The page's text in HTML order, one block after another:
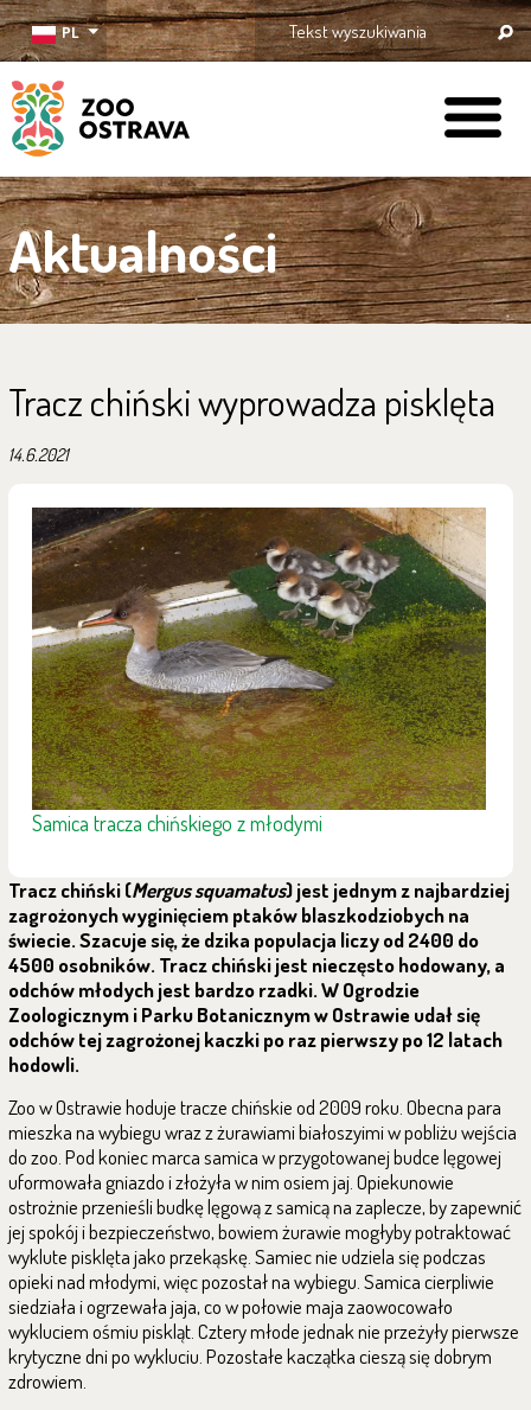
PL
ZOO Ostrava
Aktualności
Tracz chiński wyprowadza pisklęta
14.6.2021
Samica tracza chińskiego z młodymi
Tracz chiński (Mergus squamatus) jest jednym z najbardziej
zagrożonych wyginięciem ptaków blaszkodziobych na
świecie. Szacuje się, że dzika populacja liczy od 2400 do
4500 osobników. Tracz chiński jest nieczęsto hodowany, a
odchów młodych jest bardzo rzadki. W Ogrodzie
Zoologicznym i Parku Botanicznym w Ostrawie udał się
odchów tej zagrożonej kaczki po raz pierwszy po 12 latach
hodowli.
Zoo w Ostrawie hoduje tracze chińskie od 2009 roku. Obecna para
mieszka na wybiegu wraz z żurawiami białoszyimi w pobliżu wejścia
do zoo. Pod koniec marca samica w przygotowanej budce lęgowej
uformowała gniazdo i złożyła w nim osiem jaj. Opiekunowie
ostrożnie przenieśli budkę lęgową z samicą na zaplecze, by zapewnić
jej spokój i bezpieczeństwo, bowiem żurawie mogłyby potraktować
wyklute pisklęta jako przekąskę. Samiec nie udziela się podczas
opieki nad młodymi, więc pozostał na wybiegu. Samica cierpliwie
siedziała i ogrzewała jaja, co w połowie maja zaowocowało
wykluciem ośmiu piskląt. Cztery młode jednak nie przeżyły pierwsze
krytyczne dni po wykluciu. Pozostałe kaczątka cieszą się dobrym
zdrowiem.